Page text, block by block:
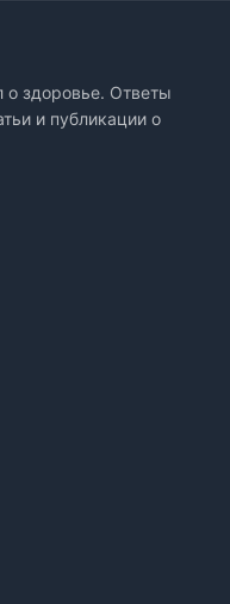
здоровье. Ответы
и публикации о